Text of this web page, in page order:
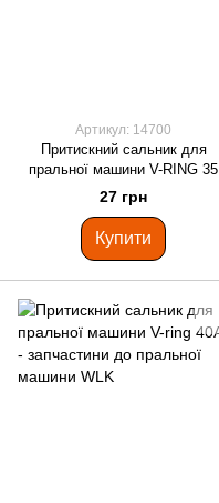
Артикул: 14700
Притискний сальник для
пральної машини V-RING 35
27 грн
Купити